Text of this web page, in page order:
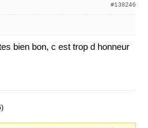
#138246
bien bon, c est trop d honneur